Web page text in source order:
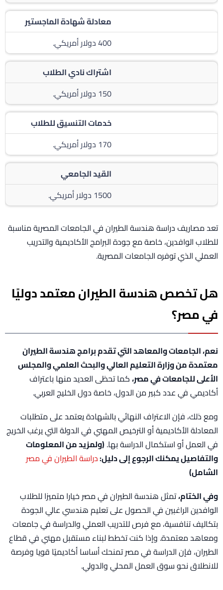
معادلة شهادة الماجستير
400 دولار أمريكي.
اشتراك نادي الطلاب
150 دولار أمريكي.
خدمات التنسيق للطلاب
170 دولار أمريكي.
القيد الجامعي
1500 دولار أمريكي.
تعد مصاريف دراسة هندسة الطيران في الجامعات المصرية مناسبة
للطلاب الوافدين، خاصة مع جودة البرامج الأكاديمية والتدريب
العملي الذي توفره الجامعات المصرية.
هل تخصص هندسة الطيران معتمد دوليًا
في مصر؟
نعم، الجامعات والمعاهد التي تقدم برامج هندسة الطيران
معتمدة من وزارة التعليم العالي والبحث العلمي والمجلس
الأعلى للجامعات في مصر،كما تحظى العديد منها باعتراف
أكاديمي في عدد كبير من الدول، خاصة دول الخليج العربي.
ومع ذلك، فإن الاعتراف النهائي بالشهادة يعتمد على متطلبات
المعادلة الأكاديمية أو الترخيص المهني في الدولة التي يرغب الخريج
في العمل أو استكمال الدراسة بها. (ولمزيد من المعلومات
والتفاصيل يمكنك الرجوع إلى دليل:دراسة الطيران في مصر
الشامل)
وفي الختام،تمثل هندسة الطيران في مصر خيارا متميزا للطلاب
الوافدين الراغبين في الحصول على تعليم هندسي عالي الجودة
بتكاليف تنافسية، مع فرص للتدريب العملي والدراسة في جامعات
ومعاهد معتمدة. وإذا كنت تخطط لبناء مستقبل مهني في قطاع
الطيران، فإن الدراسة في مصر تمنحك أساسا أكاديميًا قويا وفرصة
للانطلاق نحو سوق العمل المحلي والدولي.